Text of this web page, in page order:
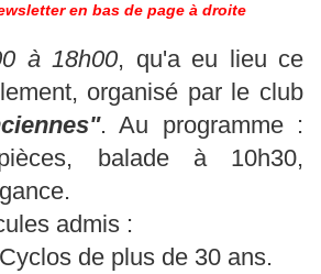
en bas de page à droite
à 18h00, qu'a eu lieu ce
organisé par le club
. Au programme :
balade à 10h30,
admis :
Cyclos de plus de 30 ans.